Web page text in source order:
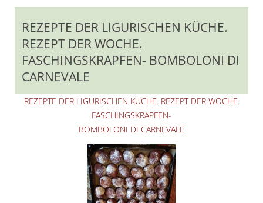
REZEPTE DER LIGURISCHEN KÜCHE.
REZEPT DER WOCHE.
FASCHINGSKRAPFEN- BOMBOLONI DI
CARNEVALE
REZEPTE DER LIGURISCHEN KÜCHE. REZEPT DER WOCHE.
FASCHINGSKRAPFEN-
BOMBOLONI DI CARNEVALE